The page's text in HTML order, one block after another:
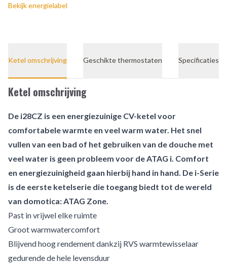
Bekijk energielabel
Ketel omschrijving Geschikte thermostaten Specificaties
Ketel omschrijving
De i28CZ is een energiezuinige CV-ketel voor
comfortabele warmte en veel warm water. Het snel
vullen van een bad of het gebruiken van de douche met
veel water is geen probleem voor de ATAG i. Comfort
en energiezuinigheid gaan hierbij hand in hand. De i-Serie
is de eerste ketelserie die toegang biedt tot de wereld
van domotica: ATAG Zone.
Past in vrijwel elke ruimte
Groot warmwatercomfort
Blijvend hoog rendement dankzij RVS warmtewisselaar
gedurende de hele levensduur